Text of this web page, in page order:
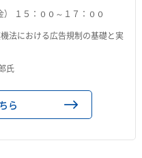
１５：００～１７：００
における広告規制の基礎と実
氏
ら